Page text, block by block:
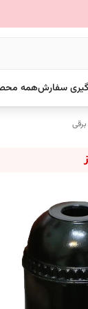
سفارشهمه